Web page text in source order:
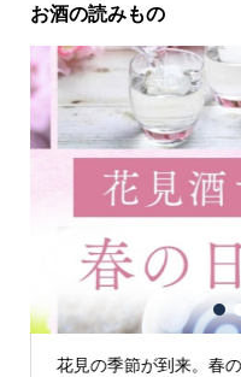
お酒の読みもの
古城の街「犬山」
1